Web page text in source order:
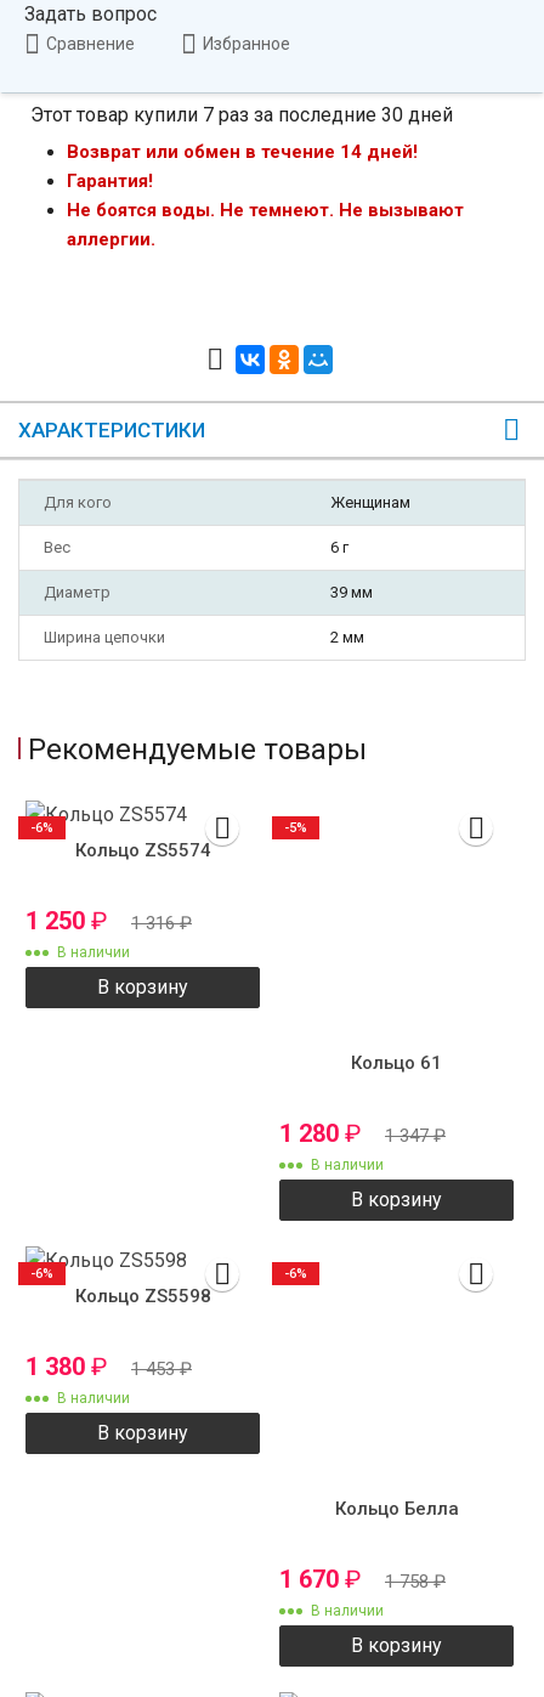
Задать вопрос
Сравнение Избранное
Этот товар купили 7 раз за последние 30 дней
Возврат или обмен в течение 14 дней!
Гарантия!
Не боятся воды. Не темнеют. Не вызывают
аллергии.
ХАРАКТЕРИСТИКИ
Для кого Женщинам
Вес 6 г
Диаметр 39 мм
Ширина цепочки 2 мм
Рекомендуемые товары
Кольцо ZS5574
1 250 ₽ 1 316₽
В наличии
В корзину
-6%
Кольцо 61
1 280 ₽ 1 347₽
В наличии
В корзину
-5%
Кольцо ZS5598
1 380 ₽ 1 453₽
В наличии
В корзину
-6%
Кольцо Белла
1 670 ₽ 1 758₽
В наличии
В корзину
-6%